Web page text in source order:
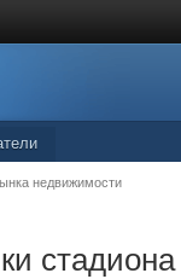
недвижимости